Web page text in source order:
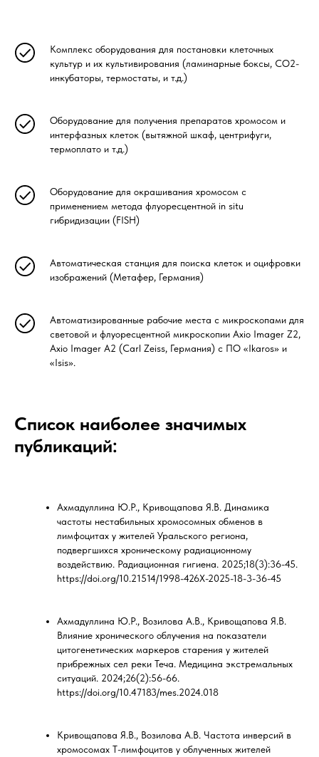
Комплекс оборудования для постановки клеточных
культур и их культивирования (ламинарные боксы, СО2-
инкубаторы, термостаты, и т.д.)
Оборудование для получения препаратов хромосом и
интерфазных клеток (вытяжной шкаф, центрифуги,
термоплато и т.д.)
Оборудование для окрашивания хромосом с
применением метода флуоресцентной in situ
гибридизации (FISH)
Автоматическая станция для поиска клеток и оцифровки
изображений (Метафер, Германия)
Автоматизированные рабочие места с микроскопами для
световой и флуоресцентной микроскопии Axio Imager Z2,
Axio Imager A2 (Carl Zeiss, Германия) с ПО «Ikaros» и
«Isis».
Список наиболее значимых
публикаций:
Ахмадуллина Ю.Р., Кривощапова Я.В. Динамика
частоты нестабильных хромосомных обменов в
лимфоцитах у жителей Уральского региона,
подвергшихся хроническому радиационному
воздействию. Радиационная гигиена. 2025;18(3):36-45.
https://doi.org/10.21514/1998-426X-2025-18-3-36-45
Ахмадуллина Ю.Р., Возилова А.В., Кривощапова Я.В.
Влияние хронического облучения на показатели
цитогенетических маркеров старения у жителей
прибрежных сел реки Теча. Медицина экстремальных
ситуаций. 2024;26(2):56-66.
https://doi.org/10.47183/mes.2024.018
Кривощапова Я.В., Возилова А.В. Частота инверсий в
хромосомах Т-лимфоцитов у облученных жителей